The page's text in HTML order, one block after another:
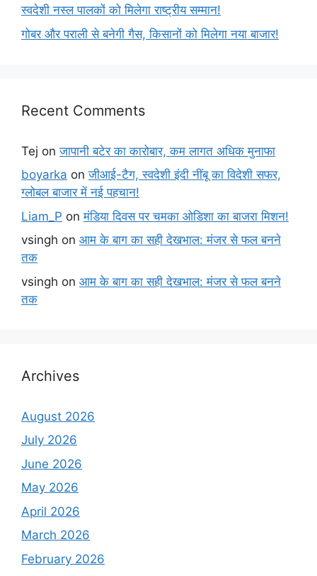
स्वदेशी नस्ल पालकों को मिलेगा राष्ट्रीय सम्मान!
गोबर और पराली से बनेगी गैस, किसानों को मिलेगा नया बाजार!
Recent Comments
Tej onजापानी बटेर का कारोबार, कम लागत अधिक मुनाफा
boyarka onजीआई-टैग, स्वदेशी इंदी नींबू का विदेशी सफर,
ग्लोबल बाजार में नई पहचान!
Liam_P onमंडिया दिवस पर चमका ओडिशा का बाजरा मिशन!
vsingh on आम के बाग का सही देखभाल: मंजर से फल बनने
तक
vsingh on आम के बाग का सही देखभाल: मंजर से फल बनने
तक
Archives
August 2026
July 2026
June 2026
May 2026
April 2026
March 2026
February 2026